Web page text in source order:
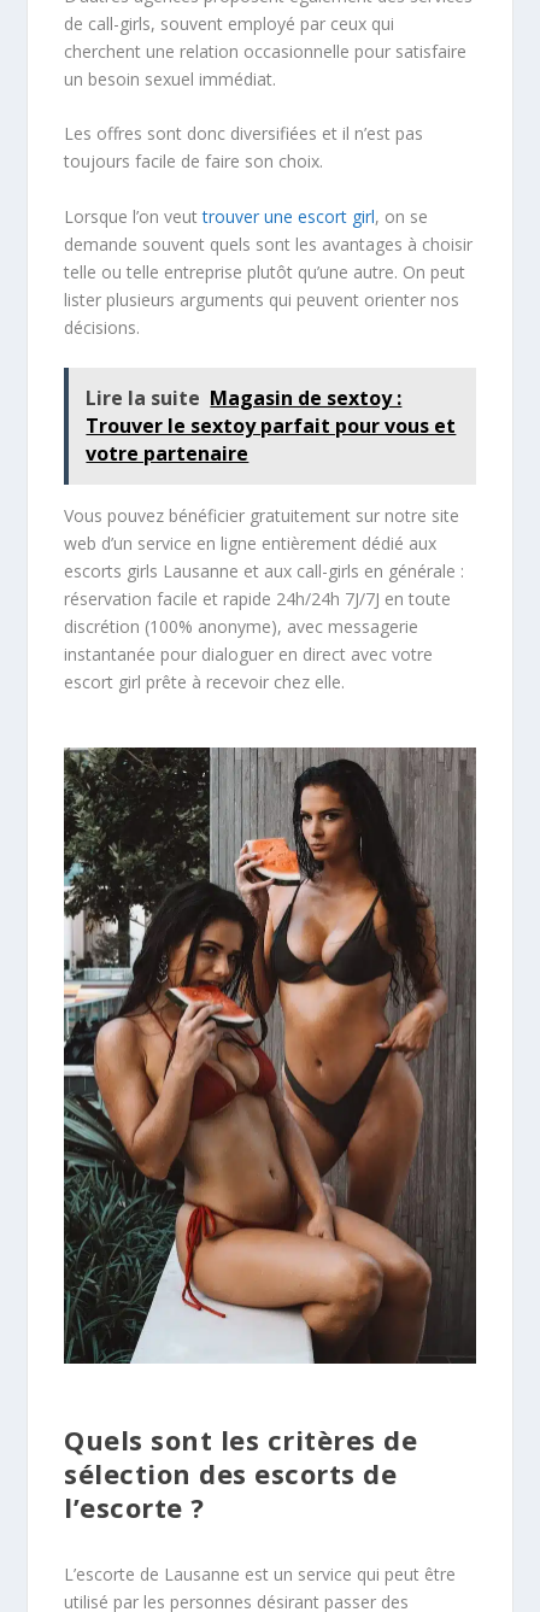
de call-girls, souvent employé par ceux qui
cherchent une relation occasionnelle pour satisfaire
un besoin sexuel immédiat.
Les offres sont donc diversifiées et il n’est pas
toujours facile de faire son choix.
Lorsque l’on veuttrouver une escort girl, on se
demande souvent quels sont les avantages à choisir
telle ou telle entreprise plutôt qu’une autre. On peut
lister plusieurs arguments qui peuvent orienter nos
décisions.
Lire la suite Magasin de sextoy :
Trouver le sextoy parfait pour vous et
votre partenaire
Vous pouvez bénéficier gratuitement sur notre site
web d’un service en ligne entièrement dédié aux
escorts girls Lausanne et aux call-girls en générale :
réservation facile et rapide 24h/24h 7J/7J en toute
discrétion (100% anonyme), avec messagerie
instantanée pour dialoguer en direct avec votre
escort girl prête à recevoir chez elle.
Quels sont les critères de
sélection des escorts de
l’escorte ?
L’escorte de Lausanne est un service qui peut être
utilisé par les personnes désirant passer des